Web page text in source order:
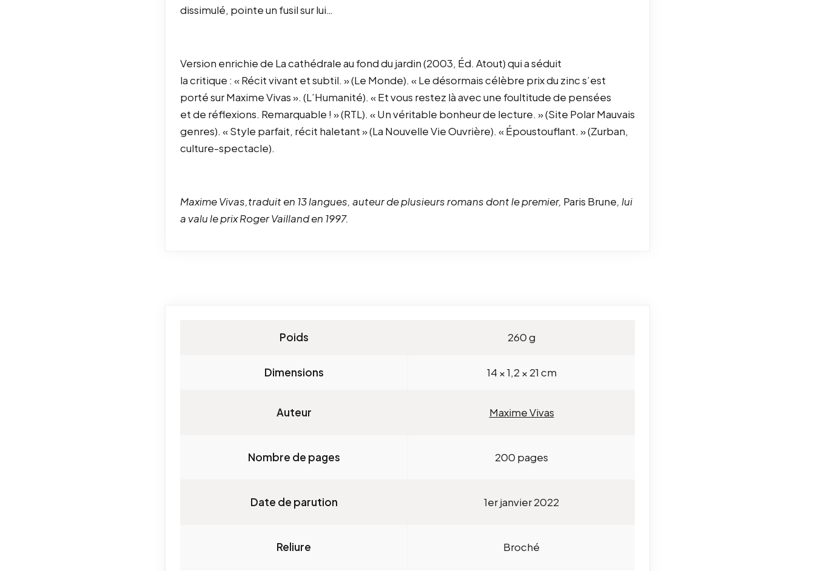
dissimulé, pointe un fusil sur lui…
Version enrichie de La cathédrale au fond du jardin (2003, Éd. Atout) qui a séduit
la critique : « Récit vivant et subtil. » (Le Monde). « Le désormais célèbre prix du zinc s’est
porté sur Maxime Vivas ». (L’Humanité). « Et vous restez là avec une foultitude de pensées
et de réflexions. Remarquable ! » (RTL). « Un véritable bonheur de lecture. » (Site Polar Mauvais
genres). « Style parfait, récit haletant » (La Nouvelle Vie Ouvrière). « Époustouflant. » (Zurban,
culture-spectacle).
Maxime Vivas,traduit en 13 langues, auteur de plusieurs romans dont le premier, Paris Brune, lui
a valu le prix Roger Vailland en 1997.
Poids 260 g
Dimensions 14 × 1,2 × 21 cm
Auteur Maxime Vivas
Nombre de pages 200 pages
Date de parution 1er janvier 2022
Reliure Broché